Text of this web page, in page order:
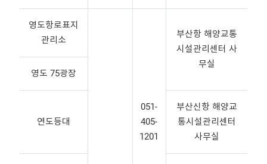
영도항로표지
관리소
051-
405-
1201
부산항 해양교통
시설관리센터 사
무실
영도 75광장
연도등대
부산신항 해양교
통시설관리센터
사무실